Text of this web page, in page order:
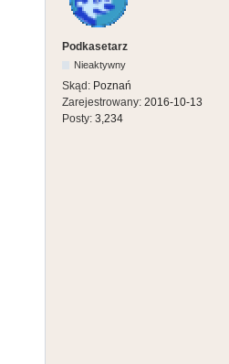
Podkasetarz
Nieaktywny
Skąd: Poznań
Zarejestrowany: 2016-10-13
Posty: 3,234